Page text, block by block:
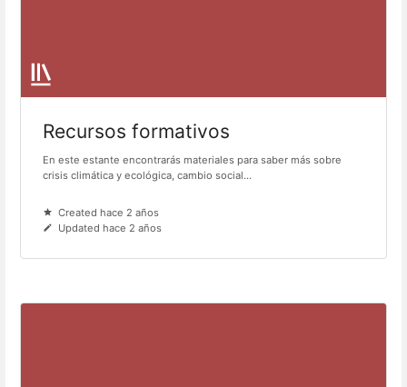
Recursos formativos
En este estante encontrarás materiales para saber más sobre
crisis climática y ecológica, cambio social...
Created hace 2 años
Updated hace 2 años